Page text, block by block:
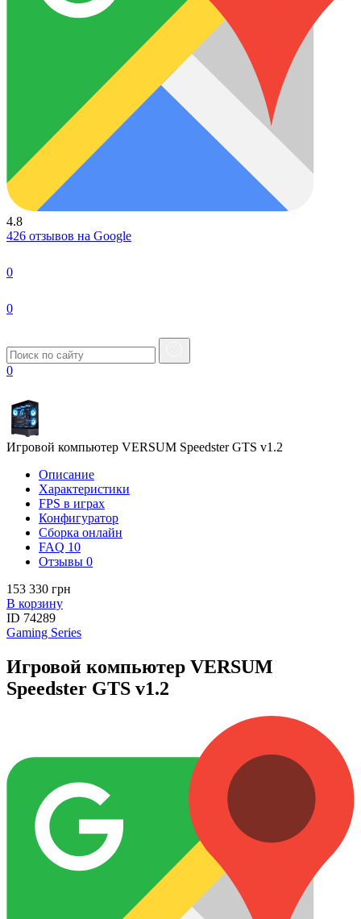
4.8
426 отзывов на Google
0
0
0
Игровой компьютер VERSUM Speedster GTS v1.2
Описание
Характеристики
FPS в играх
Конфигуратор
Сборка онлайн
FAQ 10
Отзывы 0
153 330 грн
В корзину
ID 74289
Gaming Series
Игровой компьютер VERSUM
Speedster GTS v1.2